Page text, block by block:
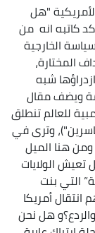
"هل
كاتبه انه من
الخارجية
المختارة،
شبه
ويضف مقال
للعالم تنطلق
وترى في
هنا الميل
الولايات
التي بنت
انتقال أمريكا
هل نحن